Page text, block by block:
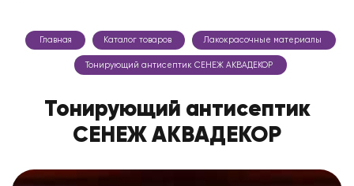
Главная Каталог товаров Лакокрасочные материалы
Тонирующий антисептик СЕНЕЖ АКВАДЕКОР
Тонирующий антисептик
СЕНЕЖ АКВАДЕКОР